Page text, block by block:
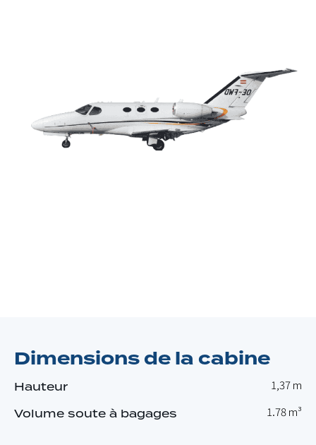
Dimensions de la cabine
Hauteur 1,37 m
Volume soute à bagages 1.78 m³